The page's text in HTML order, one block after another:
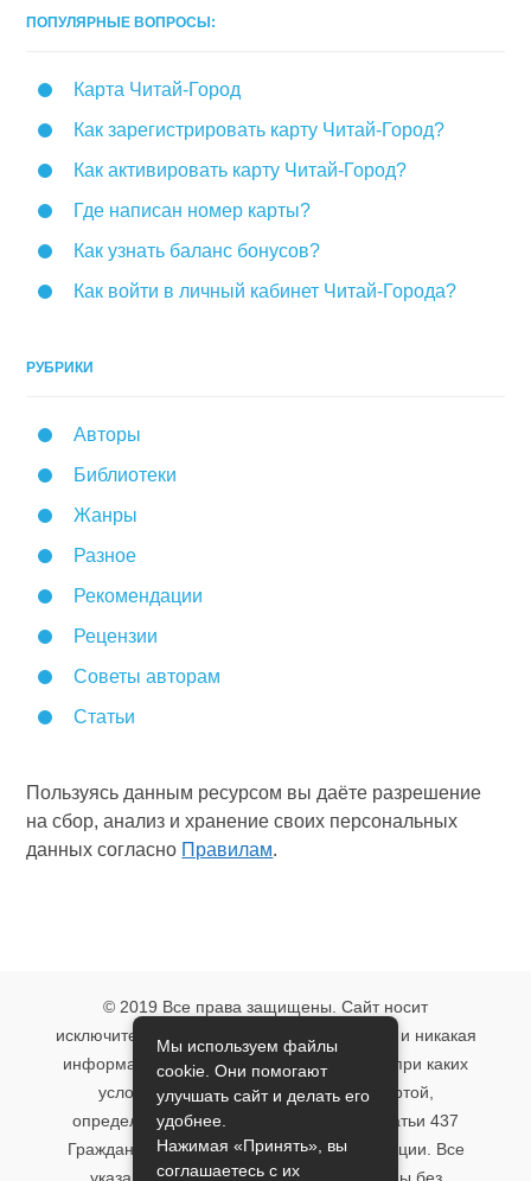
ПОПУЛЯРНЫЕ ВОПРОСЫ:
Карта Читай-Город
Как зарегистрировать карту Читай-Город?
Как активировать карту Читай-Город?
Где написан номер карты?
Как узнать баланс бонусов?
Как войти в личный кабинет Читай-Города?
РУБРИКИ
Авторы
Библиотеки
Жанры
Разное
Рекомендации
Рецензии
Советы авторам
Статьи
Пользуясь данным ресурсом вы даёте разрешение
на сбор, анализ и хранение своих персональных
данных согласно Правилам.
© 2019 Все права защищены. Сайт носит
исключительно информационный характер и никакая
информация, опубликованная на нём, ни при каких
условиях не является публичной офертой,
определяемой положениями пункта 2 статьи 437
Гражданского кодекса Российской Федерации. Все
Мы используем файлы
cookie. Они помогают
улучшать сайт и делать его
удобнее.
Нажимая «Принять», вы
соглашаетесь с их